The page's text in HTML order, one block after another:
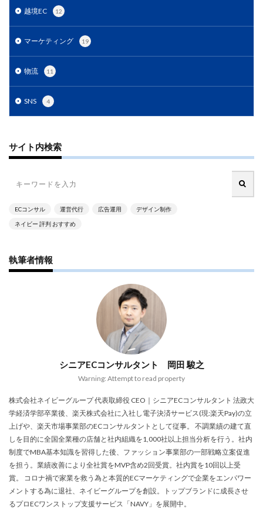
越境EC 12
マーケティング 19
物流 11
SNS 4
サイト内検索
ECコンサル 運営代行 広告運用 デザイン制作
ネイビー 評判 おすすめ
執筆者情報
シニアECコンサルタント 岡田 駿之
Warning: Attempt to read property
株式会社ネイビーグループ 代表取締役 CEO｜シニアECコンサルタント 法政大
学経済学部卒業後、楽天株式会社に入社し電子決済サービス(現:楽天Pay)の立
上げや、楽天市場事業部のECコンサルタントとして従事。 不調業績の建て直
しを目的に全国全業種の店舗と社内組織を1,000社以上担当分析を行う。社内
制度でMBA基本知識を習得した後、ファッション事業部の一部戦略立案促進
を担う。業績改善により全社賞をMVP含め2回受賞。社内賞を10回以上受
賞。 コロナ禍で家業を救う為と本質的ECマーケティングで企業をエンパワー
メントする為に退社、ネイビーグループを創設。トップブランドに成長させ
るプロECワンストップ支援サービス「NAVY」を展開中。